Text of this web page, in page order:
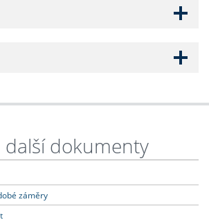
další dokumenty
záměry